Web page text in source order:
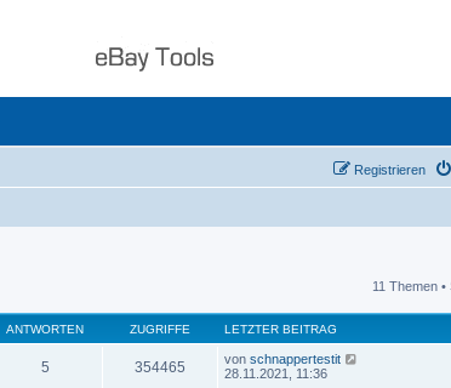
Registrieren
11 Themen •
ANTWORTEN ZUGRIFFE LETZTER BEITRAG
5 354465 von schnappertestit
28.11.2021, 11:36